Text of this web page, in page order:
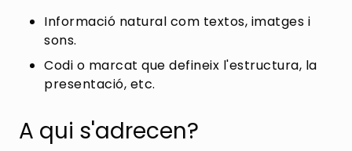
Informació natural com textos, imatges i
sons.
Codi o marcat que defineix l'estructura, la
presentació, etc.
A qui s'adrecen?